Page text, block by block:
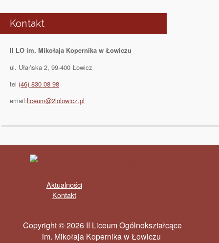
Kontakt
II LO im. Mikołaja Kopernika w Łowiczu
ul. Ułańska 2, 99-400 Łowicz
tel (46) 830 08 98
email:liceum@2lolowicz.pl
Aktualności
Kontakt
Copyright © 2026 II Liceum Ogólnokształcące
im. Mikołaja Kopernika w Łowiczu